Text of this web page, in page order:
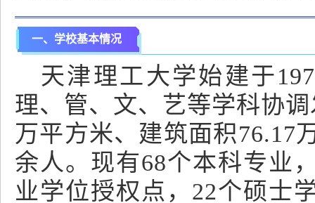
一、学校基本情况
天津理工大学始建于
理、管、文、艺等学科协
万平方米、建筑面积76.17
余人。现有68个本科专业
业学位授权点，22个硕士